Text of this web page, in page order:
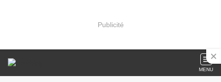
Publicité
MENU